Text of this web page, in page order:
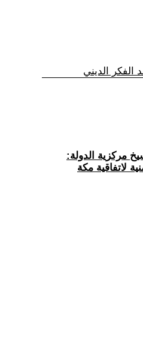
الفكر الديني
مركزية الدولة:
لاتفاقية مكة